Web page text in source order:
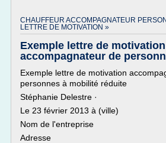
CHAUFFEUR ACCOMPAGNATEUR
LETTRE DE MOTIVATION »
Exemple lettre de motivation
accompagnateur de
Exemple lettre de motivation
personnes à mobilité réduite
Stéphanie Delestre ·
Le 23 février 2013 à (ville)
Nom de l'entreprise
Adresse